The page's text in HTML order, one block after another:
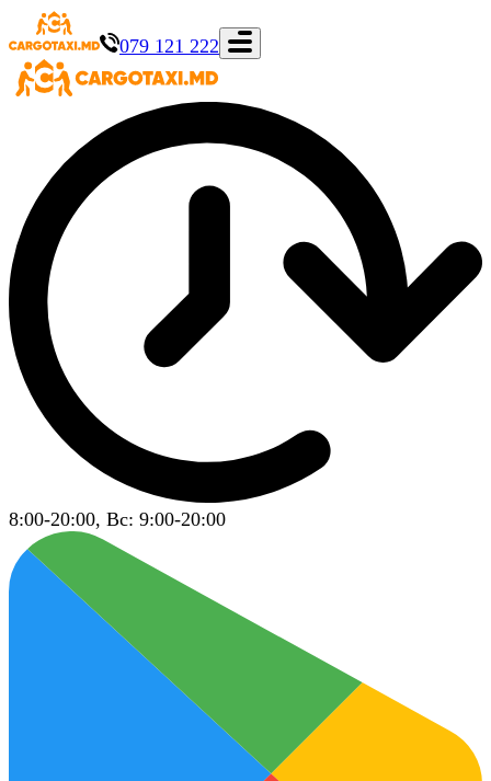
079 121 222
8:00-20:00, Вс: 9:00-20:00